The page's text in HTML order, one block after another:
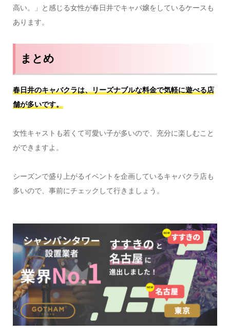
高い。」と感じる女性が春日井でキャバ嬢をしているケースも
あります。
まとめ
春日井のキャバクラは、リーズナブルな料金で気軽に遊べる店
舗が多いです。
女性キャストも若くて可愛い子が多いので、充分に楽しむこと
ができますよ。
シーズンで盛り上がるイベントを企画しているキャバクラ店も
多いので、事前にチェックして行きましょう。